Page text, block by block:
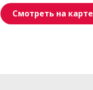
Смотреть на карте